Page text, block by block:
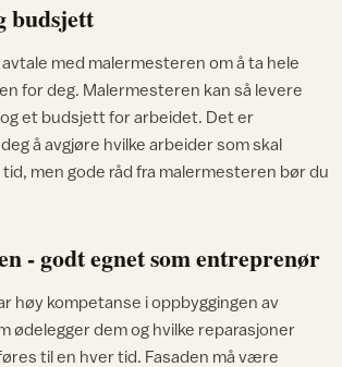
budsjett
med malermesteren om å ta hele
for deg. Malermesteren kan så levere
et budsjett for arbeidet. Det er
å avgjøre hvilke arbeider som skal
men gode råd fra malermesteren bør du
- godt egnet som entreprenør
høy kompetanse i oppbyggingen av
ødelegger dem og hvilke reparasjoner
til en hver tid. Fasaden må være